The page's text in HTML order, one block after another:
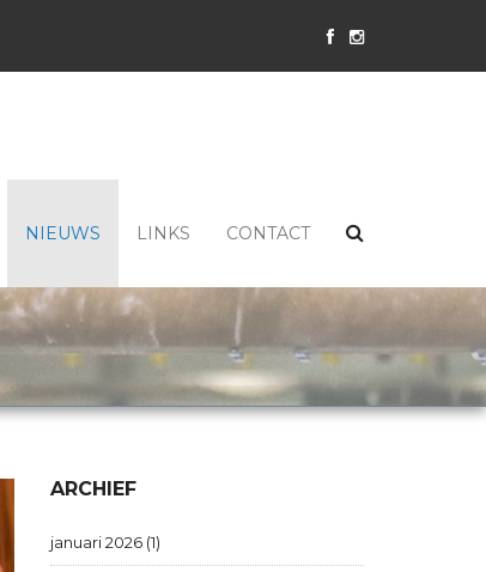
NIEUWS LINKS CONTACT
ARCHIEF
januari 2026 (1)